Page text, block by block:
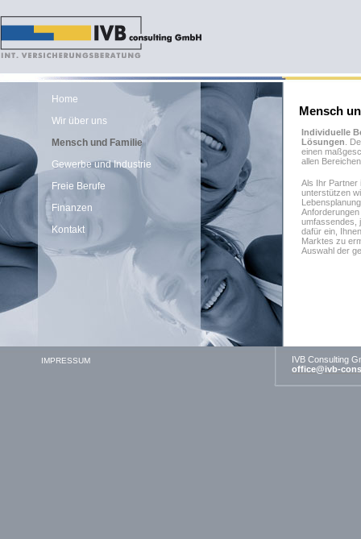
Home
Wir über uns
Mensch und Familie
Gewerbe und Industrie
Freie Berufe
Finanzen
Kontakt
Mensch
Individuelle
Lösungen .
einen
allen
Als Ihr Partner
unterstützen
umfassendes,
dafür ein,
Marktes zu
Auswahl der
IMPRESSUM
IVB Consulting
office@ivb-